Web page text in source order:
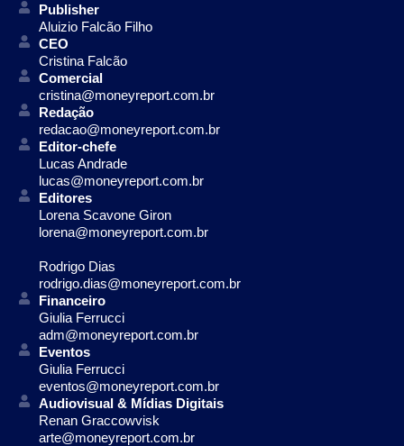
Publisher
Aluizio Falcão Filho
CEO
Cristina Falcão
Comercial
cristina@moneyreport.com.br
Redação
redacao@moneyreport.com.br
Editor-chefe
Lucas Andrade
lucas@moneyreport.com.br
Editores
Lorena Scavone Giron
lorena@moneyreport.com.br
Rodrigo Dias
rodrigo.dias@moneyreport.com.br
Financeiro
Giulia Ferrucci
adm@moneyreport.com.br
Eventos
Giulia Ferrucci
eventos@moneyreport.com.br
Audiovisual & Mídias Digitais
Renan Graccowvisk
arte@moneyreport.com.br